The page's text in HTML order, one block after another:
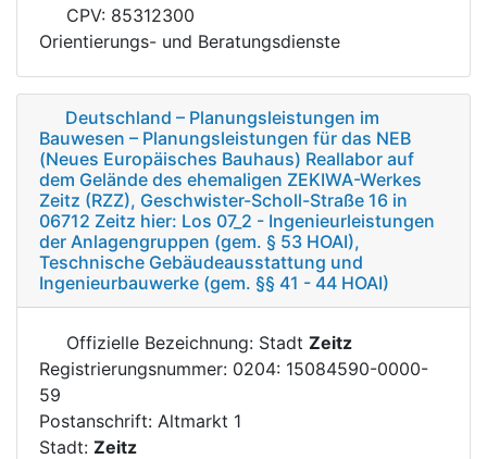
CPV: 85312300
Orientierungs- und Beratungsdienste
Deutschland – Planungsleistungen im
Bauwesen – Planungsleistungen für das NEB
(Neues Europäisches Bauhaus) Reallabor auf
dem Gelände des ehemaligen ZEKIWA-Werkes
Zeitz (RZZ), Geschwister-Scholl-Straße 16 in
06712 Zeitz hier: Los 07_2 - Ingenieurleistungen
der Anlagengruppen (gem. § 53 HOAI),
Teschnische Gebäudeausstattung und
Ingenieurbauwerke (gem. §§ 41 - 44 HOAI)
Offizielle Bezeichnung: Stadt Zeitz
Registrierungsnummer: 0204: 15084590-0000-
59
Postanschrift: Altmarkt 1
Stadt: Zeitz